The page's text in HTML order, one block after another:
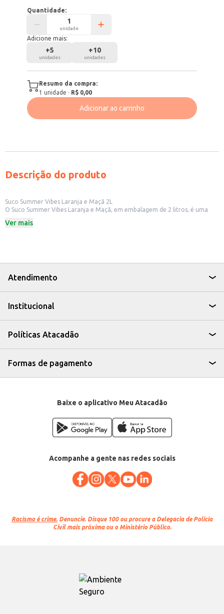
Quantidade:
unidade
Adicione mais:
+5
unidades
+10
unidades
Resumo da compra:
1 unidade · R$ 0,00
Adicionar ao carrinho
Descrição do produto
Suco Summer Vibes Laranja e Maçã 2L
O Suco Summer Vibes Laranja e Maçã, em embalagem de 2 litros, é uma
da fruta. Ideal para consumo em casa, em lanchonetes, restaurantes ou
Uma opção para oferecer em eventos e festas.
O Suco Summer Vibes Laranja e Maçã 2L é uma escolha prática e saborosa
para quem busca uma bebida com o sabor da fruta, ideal para diversos
Ver mais
Atendimento
Institucional
Políticas Atacadão
Formas de pagamento
Baixe o aplicativo Meu Atacadão
Acompanhe a gente nas redes sociais
Racismo é crime. Denuncie. Disque 100 ou procure a Delegacia de Polícia
Civil mais próxima ou o Ministério Público.